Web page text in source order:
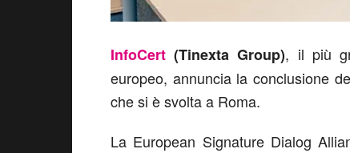
InfoCert (Tinexta Group), il più
europeo, annuncia la conclusione
che si è svolta a Roma.
La European Signature Dialog